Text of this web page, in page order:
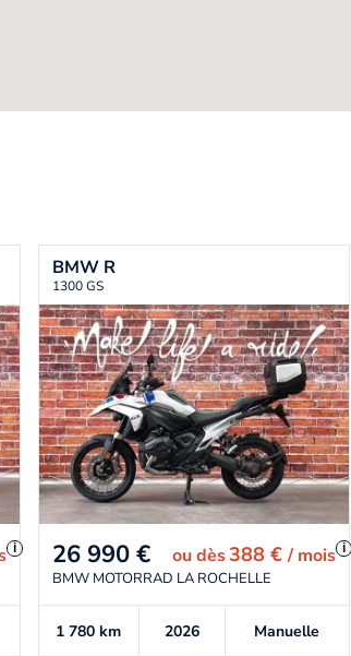
i
BMW R
1300 GS
26 990 € oudès388 €/ mois i
BMW MOTORRAD LA ROCHELLE
1 780km 2026 Manuelle